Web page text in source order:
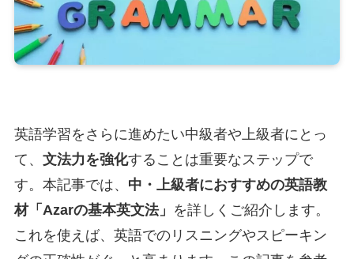
英語学習をさらに進めたい中級者や上級者にとっ
て、 文法力を強化することは重要なステップで
す。本記事では、 中・上級者におすすめの英語教
材「Azarの基本英文法」 を詳しくご紹介します。
これを使えば、英語でのリスニングやスピーキン